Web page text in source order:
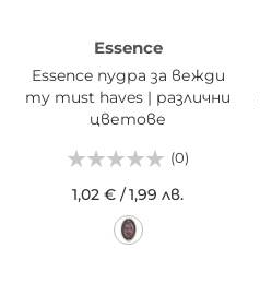
Essence
Essence пудра за вежди
my must haves | различни
цветове
(0)
1,02 € /1,99 лв.